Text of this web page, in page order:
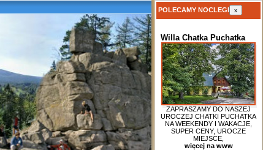
POLECAMY NOCLEGI x
Willa Chatka Puchatka
ZAPRASZAMY DO NASZEJ
UROCZEJ CHATKI PUCHATKA
NA WEEKENDY I WAKACJE,
SUPER CENY, UROCZE
MIEJSCE,
więcej na www